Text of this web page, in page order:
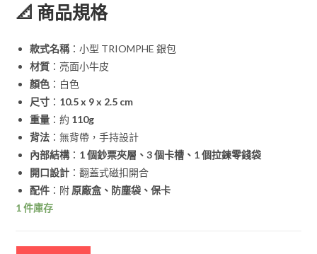
📐 商品規格
款式名稱：小型 TRIOMPHE 銀包
材質 ：亮面小牛皮
顏色 ：白色
尺寸 ： 10.5 x 9 x 2.5 cm
重量 ：約 110g
背法 ：無背帶，手持設計
內部結構： 1 個鈔票夾層、3 個卡槽、1 個拉鍊零錢袋
開口設計 ：翻蓋式磁扣開合
配件 ：附 原廠盒、防塵袋、保卡
1 件庫存